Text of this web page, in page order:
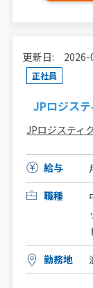
更新日: 2026-
正社員
JPロジス
JPロジスティ
給与
職種
勤務地